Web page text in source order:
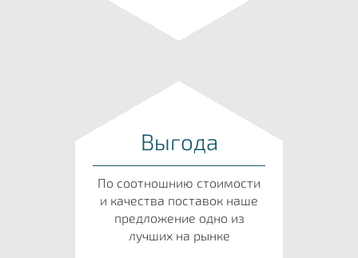
Выгода
По соотношнию стоимости
и качества поставок наше
предложение одно из
лучших на рынке